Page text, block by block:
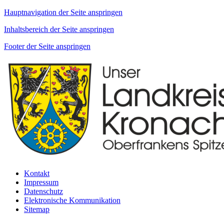
Hauptnavigation der Seite anspringen
Inhaltsbereich der Seite anspringen
Footer der Seite anspringen
Kontakt
Impressum
Datenschutz
Elektronische Kommunikation
Sitemap